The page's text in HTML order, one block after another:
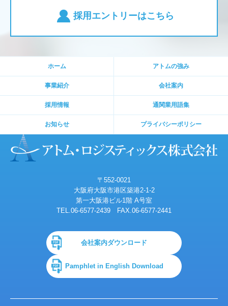
採用エントリーはこちら
ホーム アトムの強み
事業紹介 会社案内
採用情報 通関業用語集
お知らせ プライバシーポリシー
〒552-0021
大阪府大阪市港区築港2-1-2
第一大阪港ビル1階 A号室
TEL.06-6577-2439 FAX.06-6577-2441
会社案内ダウンロード
Pamphlet in English Download